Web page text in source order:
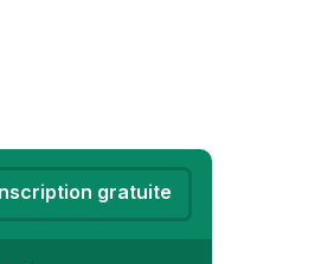
gratuite